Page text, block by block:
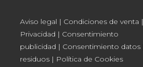
Aviso legal | Condiciones de venta |
Privacidad | Consentimiento
publicidad | Consentimiento datos
residuos | Política de Cookies